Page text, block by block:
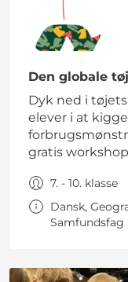
Den globale
Dyk ned i
elever i at
gratis
7. - 10. klasse
Dansk,
Samfundsfag